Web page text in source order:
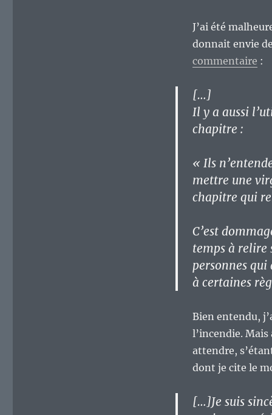
J’ai été
donnait envie
commentaire :
[…]
Il y a aussi
chapitre :
« Ils
mettre une
chapitre qui
C’est
temps à relire
personnes
à certaines
Bien entendu,
l’incendie.
attendre,
dont je cite le
[…]Je suis